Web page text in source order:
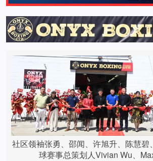
社区领袖张勇、邵闻、许旭升、陈慧碧
球赛事总策划人Vivian Wu、